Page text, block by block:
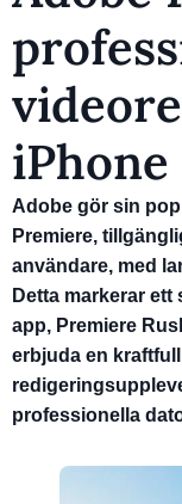
iPhone
Adobe gör sin
Premiere,
användare, med
Detta markerar
app, Premiere
erbjuda en
professionella